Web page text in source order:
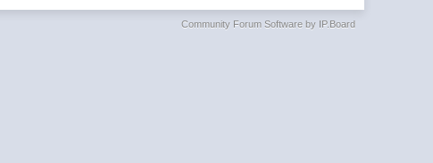
Community Forum Software by IP.Board